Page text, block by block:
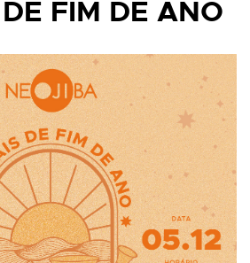
FIM DE ANO